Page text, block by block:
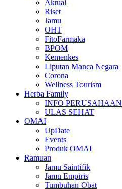
Aktual
Riset
Jamu
OHT
FitoFarmaka
BPOM
Kemenkes
Liputan Manca Negara
Corona
Wellness Tourism
Herba Family
INFO PERUSAHAAN
ULAS SEHAT
OMAI
UpDate
Events
Produk OMAI
Ramuan
Jamu Saintifik
Jamu Empiris
Tumbuhan Obat